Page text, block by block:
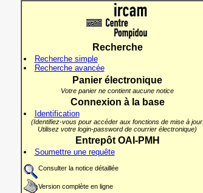
Recherche
Recherche simple
Recherche avancée
Panier électronique
Votre panier ne contient aucune notice
Connexion à la base
Identification
(Identifiez-vous pour accéder aux fonctions de mise à jour.
Utilisez votre login-password de courrier électronique)
Entrepôt OAI-PMH
Soumettre une requête
Consulter la notice détaillée
Version complète en ligne